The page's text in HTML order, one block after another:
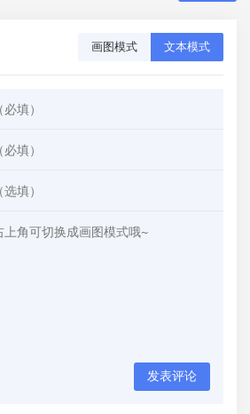
画图模式 文本模式
发表评论